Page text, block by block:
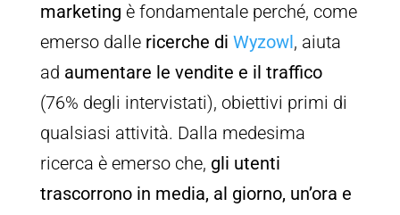
marketing è fondamentale perché, come
emerso dalle ricerche di Wyzowl, aiuta
ad aumentare le vendite e il traffico
(76% degli intervistati), obiettivi primi di
qualsiasi attività. Dalla medesima
ricerca è emerso che, gli utenti
trascorrono in media, al giorno, un’ora e